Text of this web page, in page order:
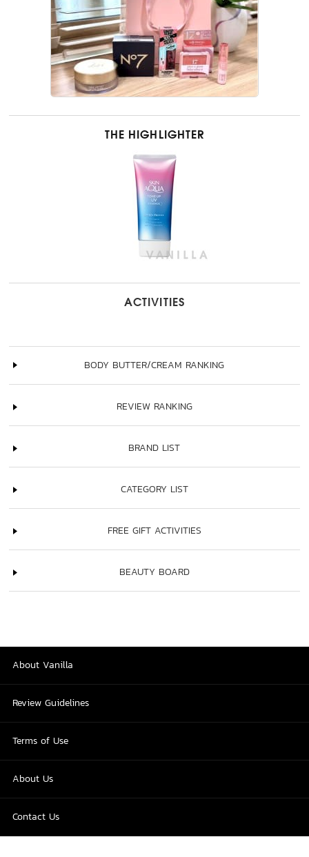
THE HIGHLIGHTER
ACTIVITIES
BODY BUTTER/CREAM RANKING
REVIEW RANKING
BRAND LIST
CATEGORY LIST
FREE GIFT ACTIVITIES
BEAUTY BOARD
About Vanilla
Review Guidelines
Terms of Use
About Us
Contact Us